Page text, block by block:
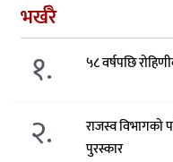
भर्खरै
१. ५८ वर्षपछि
२.
राजस्व विभागको
पुरस्कार